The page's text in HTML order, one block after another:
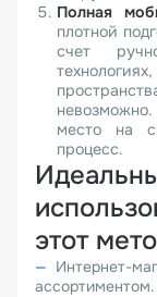
Полная
плотной
счет
место на
процесс.
этот
Интернет-
ассортиментом.